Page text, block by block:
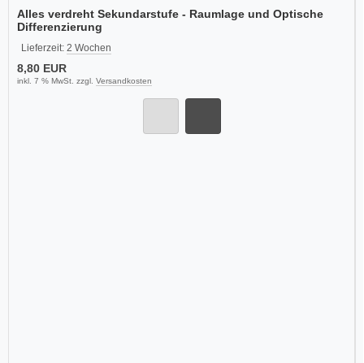
Alles verdreht Sekundarstufe - Raumlage und Optische
Differenzierung
Lieferzeit: 2 Wochen
8,80 EUR
inkl. 7 % MwSt. zzgl. Versandkosten